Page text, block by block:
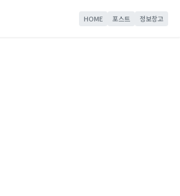
HOME 포스트 정보창고